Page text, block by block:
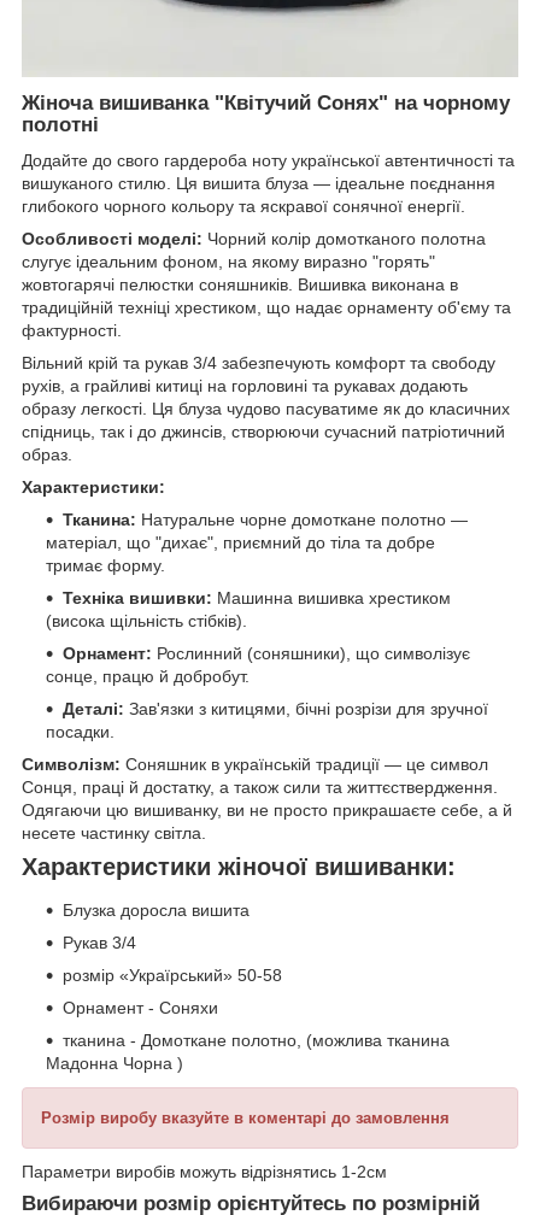
Жіноча вишиванка "Квітучий Сонях" на чорному
полотні
Додайте до свого гардероба ноту української автентичності та
вишуканого стилю. Ця вишита блуза — ідеальне поєднання
глибокого чорного кольору та яскравої сонячної енергії.
Особливості моделі: Чорний колір домотканого полотна
слугує ідеальним фоном, на якому виразно "горять"
жовтогарячі пелюстки соняшників. Вишивка виконана в
традиційній техніці хрестиком, що надає орнаменту об'єму та
фактурності.
Вільний крій та рукав 3/4 забезпечують комфорт та свободу
рухів, а грайливі китиці на горловині та рукавах додають
образу легкості. Ця блуза чудово пасуватиме як до класичних
спідниць, так і до джинсів, створюючи сучасний патріотичний
образ.
Характеристики:
Тканина: Натуральне чорне домоткане полотно —
матеріал, що "дихає", приємний до тіла та добре
тримає форму.
Техніка вишивки: Машинна вишивка хрестиком
(висока щільність стібків).
Орнамент: Рослинний (соняшники), що символізує
сонце, працю й добробут.
Деталі: Зав'язки з китицями, бічні розрізи для зручної
посадки.
Символізм: Соняшник в українській традиції — це символ
Сонця, праці й достатку, а також сили та життєствердження.
Одягаючи цю вишиванку, ви не просто прикрашаєте себе, а й
несете частинку світла.
Характеристики жіночої вишиванки:
Блузка доросла вишита
Рукав 3/4
розмір «Україрський» 50-58
Орнамент - Соняхи
тканина - Домоткане полотно, (можлива тканина
Мадонна Чорна )
Розмір виробу вказуйте в коментарі до замовлення
Параметри виробів можуть відрізнятись 1-2см
Вибираючи розмір орієнтуйтесь по розмірній